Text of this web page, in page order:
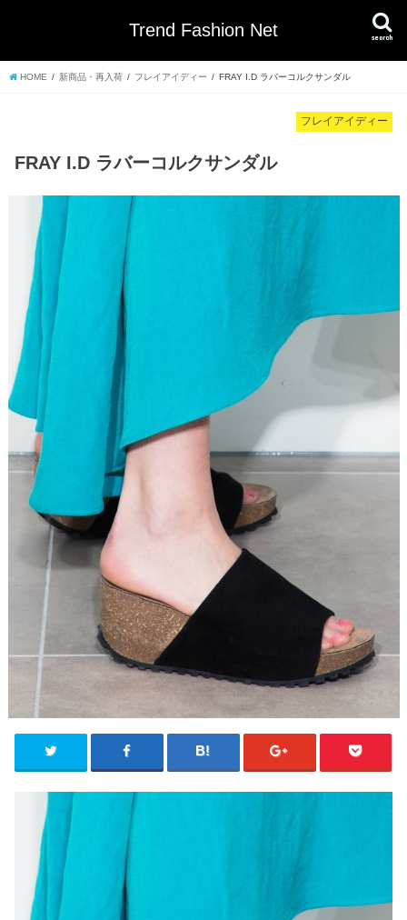
Trend Fashion Net search
HOME 新商品・再入荷 フレイアイディー FRAY I.D ラバーコルクサンダル
フレイアイディー
FRAY I.D ラバーコルクサンダル